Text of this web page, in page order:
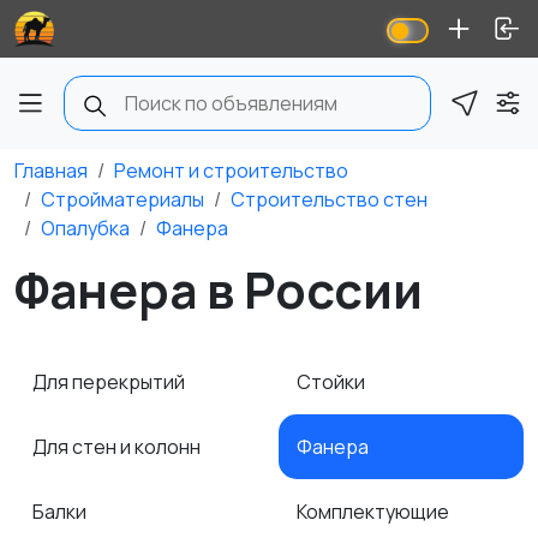
Главная
Ремонт и строительство
Стройматериалы
Строительство стен
Опалубка
Фанера
Фанера в России
Для перекрытий
Для стен и колонн
Балки
Стойки
Фанера
Комплектующие